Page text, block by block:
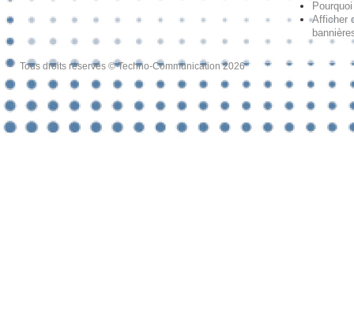
Afficher
Tous droits réservés © Techno-Communication 2026